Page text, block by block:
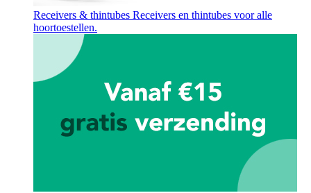
Receivers & thintubes Receivers en thintubes voor alle
hoortoestellen.